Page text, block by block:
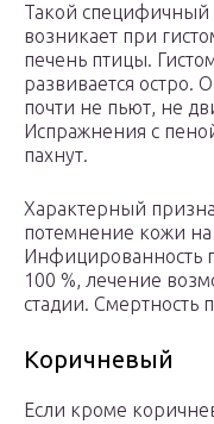
Такой специфичный
возникает при
печень птицы.
развивается остро.
почти не пьют, не
Испражнения с
пахнут.
Характерный
потемнение кожи
Инфицированность
100 %, лечение
стадии. Смертность
Коричневый
Если кроме